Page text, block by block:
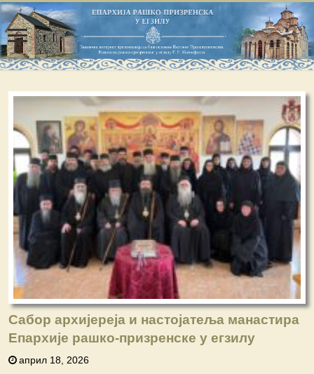
Сабор архијереја и настојатеља манастира
Епархије рашко-призренске у егзилу
април 18, 2026